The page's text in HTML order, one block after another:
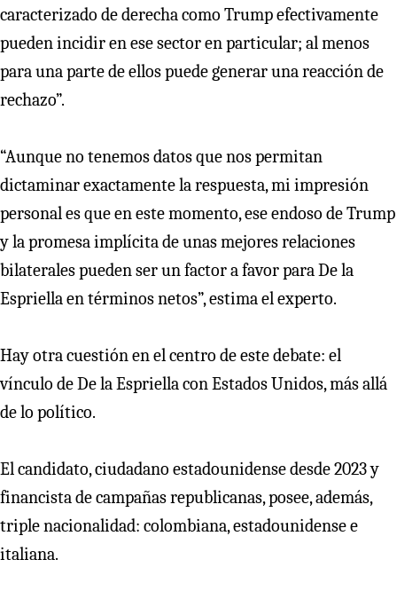
caracterizado de derecha como Trump efectivamente
pueden incidir en ese sector en particular; al menos
para una parte de ellos puede generar una reacción de
rechazo”.
“Aunque no tenemos datos que nos permitan
dictaminar exactamente la respuesta, mi impresión
personal es que en este momento, ese endoso de Trump
y la promesa implícita de unas mejores relaciones
bilaterales pueden ser un factor a favor para De la
Espriella en términos netos”, estima el experto.
Hay otra cuestión en el centro de este debate: el
vínculo de De la Espriella con Estados Unidos, más allá
de lo político.
El candidato, ciudadano estadounidense desde 2023 y
financista de campañas republicanas, posee, además,
triple nacionalidad: colombiana, estadounidense e
italiana.